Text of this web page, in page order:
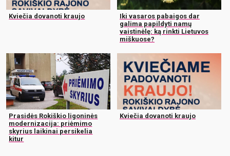
Kviečia dovanoti kraujo
Iki vasaros pabaigos dar
galima papildyti namų
vaistinėlę: ką rinkti Lietuvos
miškuose?
Prasidės Rokiškio ligoninės
modernizacija: priėmimo
skyrius laikinai persikelia
kitur
Kviečia dovanoti kraujo